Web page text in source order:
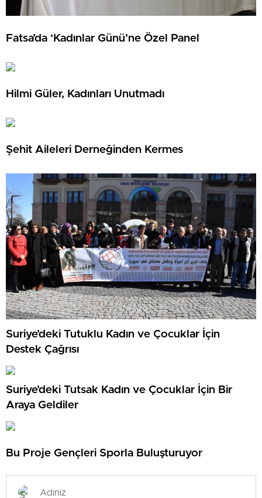
Fatsa’da ‘Kadınlar Günü’ne Özel Panel
Hilmi Güler, Kadınları Unutmadı
Şehit Aileleri Derneğinden Kermes
Suriye’deki Tutuklu Kadın ve Çocuklar İçin
Destek Çağrısı
Suriye’deki Tutsak Kadın ve Çocuklar İçin Bir
Araya Geldiler
Bu Proje Gençleri Sporla Buluşturuyor